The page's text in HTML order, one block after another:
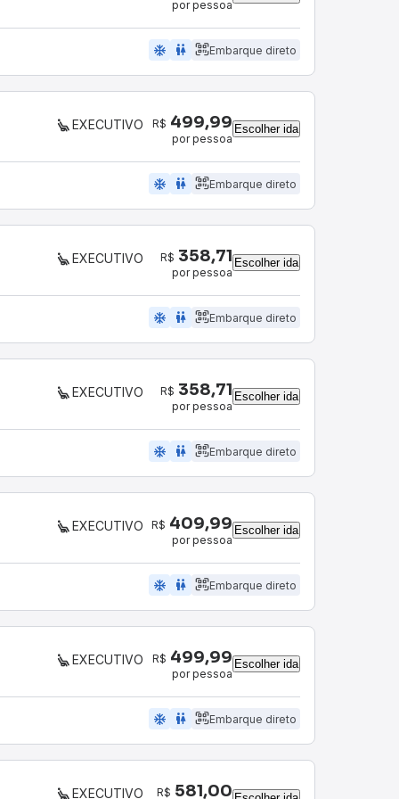
por pessoa
ac_unit wc Embarque direto
EXECUTIVO R$ 499,99
por pessoa
Escolher ida
ac_unit wc Embarque direto
EXECUTIVO R$ 358,71
por pessoa
Escolher ida
ac_unit wc Embarque direto
EXECUTIVO R$ 358,71
por pessoa
Escolher ida
ac_unit wc Embarque direto
EXECUTIVO R$ 409,99
por pessoa
Escolher ida
ac_unit wc Embarque direto
EXECUTIVO R$ 499,99
por pessoa
Escolher ida
ac_unit wc Embarque direto
EXECUTIVO R$ 581,00